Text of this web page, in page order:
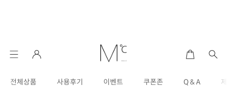
전체상품 사용후기 이벤트 쿠폰존 Q & A